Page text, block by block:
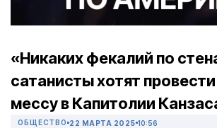
«Никаких фекалий по
сатанисты хотят
мессу в Капитолии
ОБЩЕСТВО 22 МАРТА 2025 10:56